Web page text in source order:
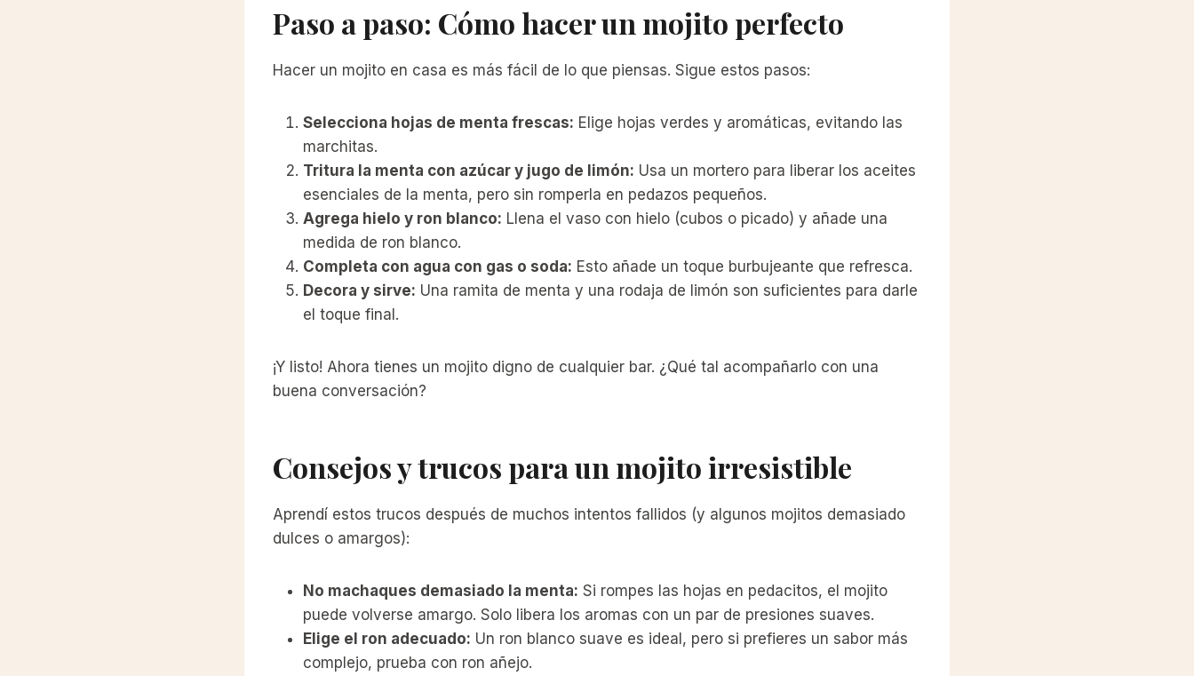
Paso a paso: Cómo hacer un mojito perfecto
Hacer un mojito en casa es más fácil de lo que piensas. Sigue estos pasos:
Selecciona hojas de menta frescas: Elige hojas verdes y aromáticas, evitando las
marchitas.
Tritura la menta con azúcar y jugo de limón: Usa un mortero para liberar los aceites
esenciales de la menta, pero sin romperla en pedazos pequeños.
Agrega hielo y ron blanco: Llena el vaso con hielo (cubos o picado) y añade una
medida de ron blanco.
Completa con agua con gas o soda: Esto añade un toque burbujeante que refresca.
Decora y sirve: Una ramita de menta y una rodaja de limón son suficientes para darle
el toque final.
¡Y listo! Ahora tienes un mojito digno de cualquier bar. ¿Qué tal acompañarlo con una
buena conversación?
Consejos y trucos para un mojito irresistible
Aprendí estos trucos después de muchos intentos fallidos (y algunos mojitos demasiado
dulces o amargos):
No machaques demasiado la menta: Si rompes las hojas en pedacitos, el mojito
puede volverse amargo. Solo libera los aromas con un par de presiones suaves.
Elige el ron adecuado: Un ron blanco suave es ideal, pero si prefieres un sabor más
complejo, prueba con ron añejo.